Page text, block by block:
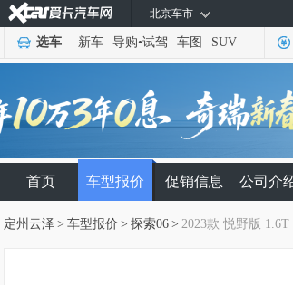
北京车市
选车 新车 导购•试驾 车图 SUV
首页 车型报价 促销信息 公司介
定州云泽 > 车型报价 > 探索06 > 2023款 悦野版